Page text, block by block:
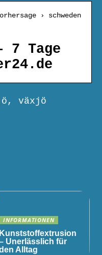
› schweden
7 Tage
växjö
INFORMATIONEN
Kunststoffextrusion
Unerlässlich für
Alltag